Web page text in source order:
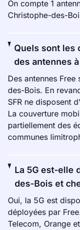
On compte 1
Christophe-des-
Quels sont les
des antennes
Des antennes
des-Bois. En
SFR ne disposent
La couverture
partiellement des
communes
La 5G est-elle
des-Bois et
Oui, la 5G est
déployées par
Telecom, Orange